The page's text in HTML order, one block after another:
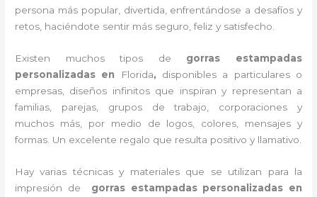
persona más popular, divertida, enfrentándose a desafíos y
retos, haciéndote sentir más seguro, feliz y satisfecho.
Existen muchos tipos de
gorras estampadas
personalizadas en
Florida, disponibles a particulares o
empresas, diseños infinitos que inspiran y representan a
familias, parejas, grupos de trabajo, corporaciones y
muchos más, por medio de logos, colores, mensajes y
formas. Un excelente regalo que resulta positivo y llamativo.
Hay varias técnicas y materiales que se utilizan para la
impresión de gorras estampadas personalizadas en